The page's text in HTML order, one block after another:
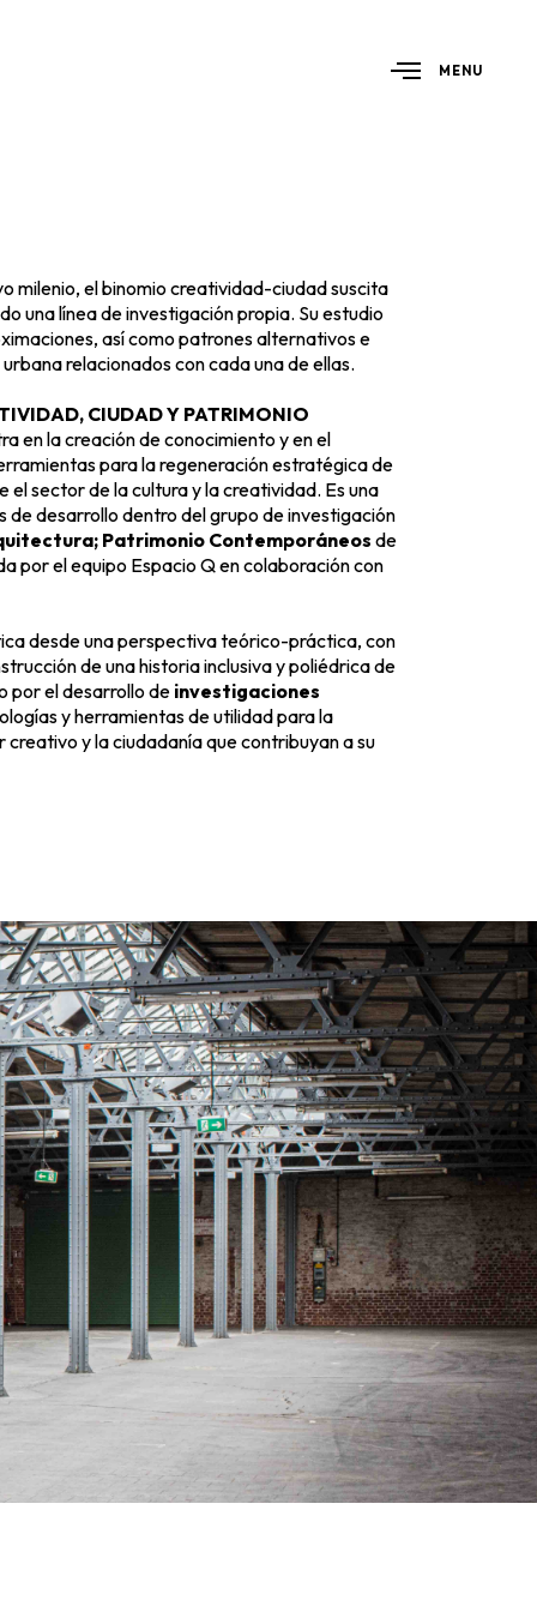
MENU
milenio, el binomio creatividad-ciudad suscita
una línea de investigación propia. Su estudio
así como patrones alternativos e
relacionados con cada una de ellas.
CIUDAD Y PATRIMONIO
en la creación de conocimiento y en el
para la regeneración estratégica de
el sector de la cultura y la creatividad. Es una
de desarrollo dentro del grupo de investigación
Patrimonio Contemporáneos de
por el equipo Espacio Q en colaboración con
desde una perspectiva teórico-práctica, con
de una historia inclusiva y poliédrica de
por el desarrollo de investigaciones
y herramientas de utilidad para la
y la ciudadanía que contribuyan a su